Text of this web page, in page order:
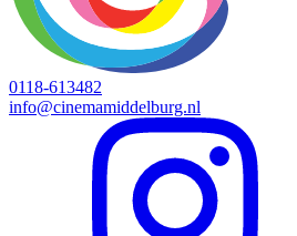
0118-613482
info@cinemamiddelburg.nl